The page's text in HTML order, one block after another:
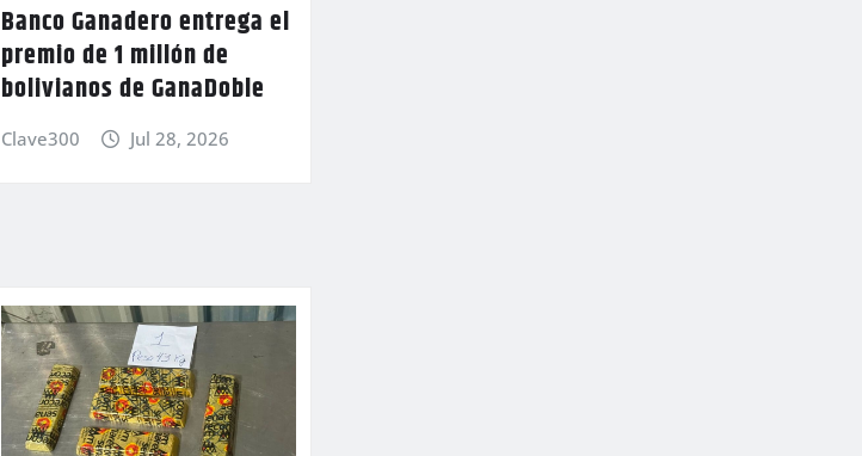
Banco Ganadero entrega el
premio de 1 millón de
bolivianos de GanaDoble
Clave300 Jul 28, 2026